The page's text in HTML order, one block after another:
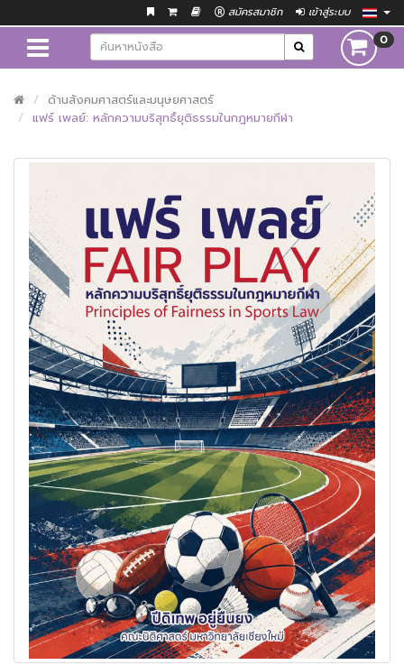
สมัครสมาชิก เข้าสู่ระบบ
0
ด้านสังคมศาสตร์และมนุษยศาสตร์
แฟร์ เพลย์: หลักความบริสุทธิ์ยุติธรรมในกฎหมายกีฬา